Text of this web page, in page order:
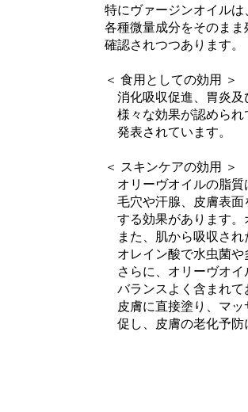
特にヴァージンオイルは
各種微量成分をそのまま
確認されつつあります。
＜ 食用としての効用 ＞
消化吸収促進、胃炎及び
様々な効果が認められて
発表されています。
＜ スキンケアの効用 ＞
オリーヴオイルの脂質は
毛穴や汗腺、皮膚表面を
する効果があります。オ
また、肌から吸収された
オレイン酸で水虫菌や多
さらに、オリーヴオイル
バランスよく含まれてお
皮膚に直接塗り、マッサ
促し、皮膚の老化予防に